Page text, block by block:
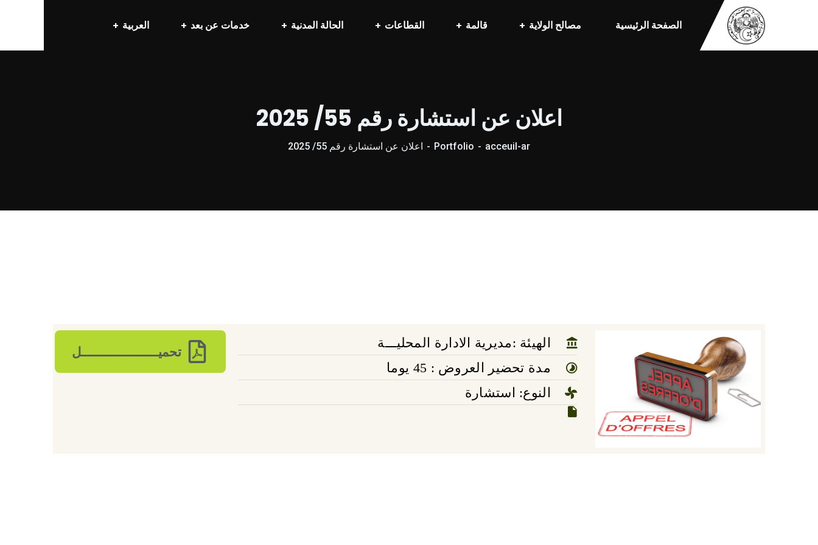
الصفحة الرئيسية مصالح الولاية قالمة القطاعات الحالة المدنية خدمات عن بعد العربية
اعلان عن استشارة رقم 55/ 2025
acceuil-ar
Portfolio اعلان عن استشارة رقم 55/ 2025
الهيئة :مديرية الادارة المحليـــة
مدة تحضير العروض : 45 يوما
النوع: استشارة
تحميـــــــــــــــــــــل